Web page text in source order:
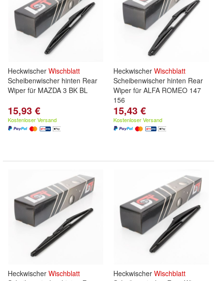
Heckwischer Wischblatt
Scheibenwischer hinten Rear
Wiper für MAZDA 3 BK BL
15,93 €
Kostenloser Versand
Heckwischer Wischblatt
Scheibenwischer hinten Rear
Wiper für ALFA ROMEO 147
156
15,43 €
Kostenloser Versand
Heckwischer Wischblatt
Heckwischer Wischblatt